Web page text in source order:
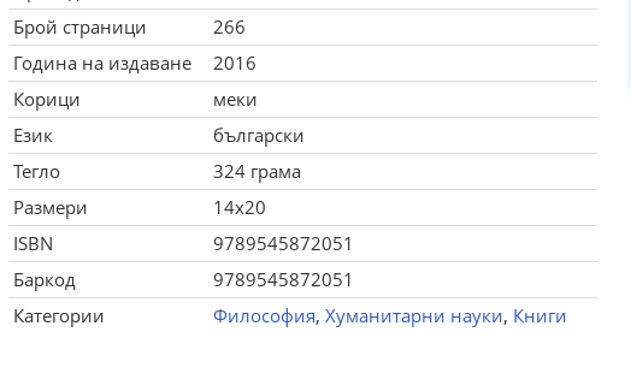
Брой страници
266
Година на издаване
2016
Корици
меки
Език
български
Тегло
324 грама
Размери
14x20
ISBN
9789545872051
Баркод
9789545872051
Категории
Философия, Хуманитарни науки, Книги